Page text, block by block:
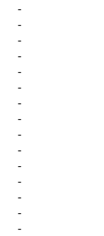
-
-
-
-
-
-
-
-
-
-
-
-
-
-
-